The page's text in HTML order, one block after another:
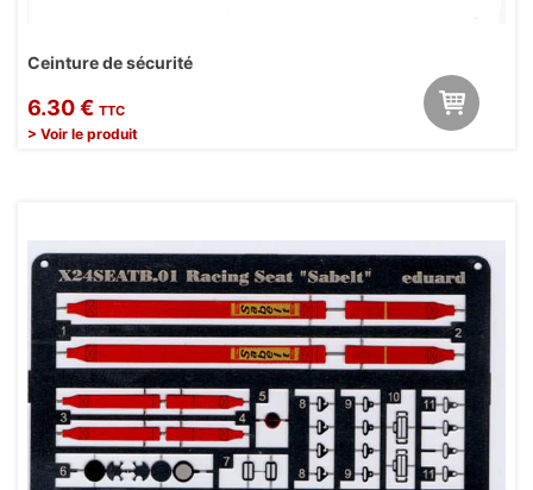
Ceinture de sécurité
6.30 € TTC
> Voir le produit